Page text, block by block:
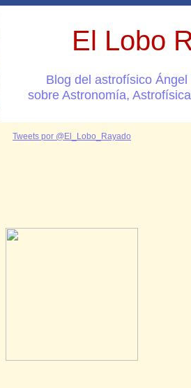
El Lobo
Blog del astrofísico
sobre Astronomía,
Tweets por @El_Lobo_Rayado